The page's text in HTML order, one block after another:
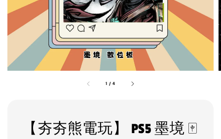
1 /4
【夯夯熊電玩】 PS5 墨境 🀄